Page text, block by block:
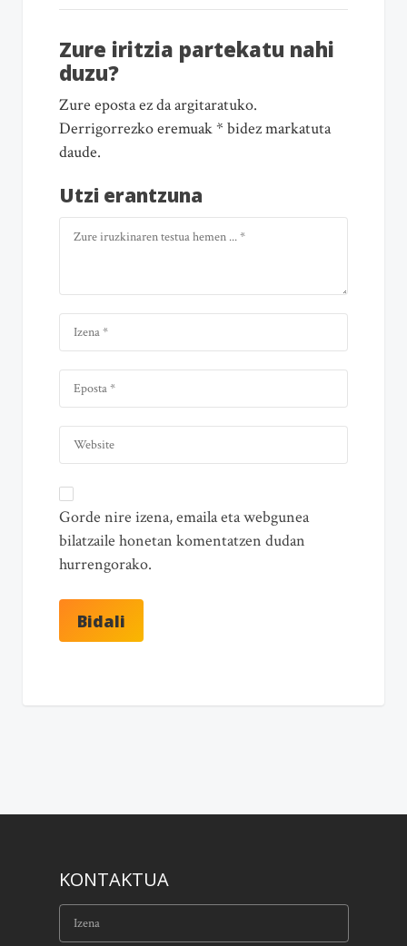
Zure iritzia partekatu nahi
duzu?
Zure eposta ez da argitaratuko.
Derrigorrezko eremuak * bidez markatuta
daude.
Utzi erantzuna
Gorde nire izena, emaila eta webgunea
bilatzaile honetan komentatzen dudan
hurrengorako.
KONTAKTUA